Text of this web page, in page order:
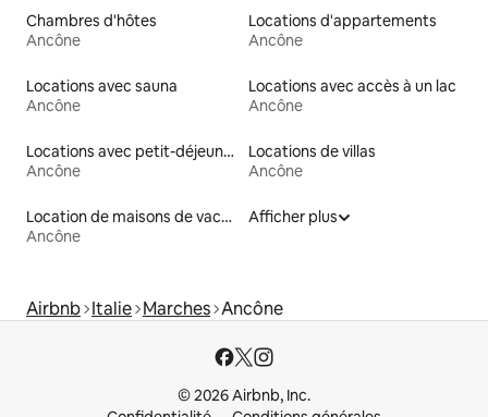
Chambres d'hôtes
Ancône
Locations d'appartements
Ancône
Locations avec sauna
Ancône
Locations avec accès à un lac
Ancône
Locations avec petit-déjeuner
Ancône
Locations de villas
Ancône
Location de maisons de vacances
Ancône
Afficher plus
Airbnb Italie Marches Ancône
© 2026 Airbnb, Inc.